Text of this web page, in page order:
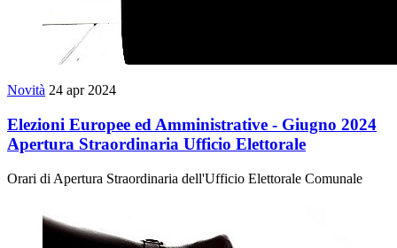
Novità 24 apr 2024
Elezioni Europee ed Amministrative - Giugno 2024
Apertura Straordinaria Ufficio Elettorale
Orari di Apertura Straordinaria dell'Ufficio Elettorale Comunale